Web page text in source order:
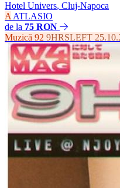
Hotel Univers, Cluj-Napoca
A ATLASIO
de la 75 RON
Muzică 92 9HRSLEFT